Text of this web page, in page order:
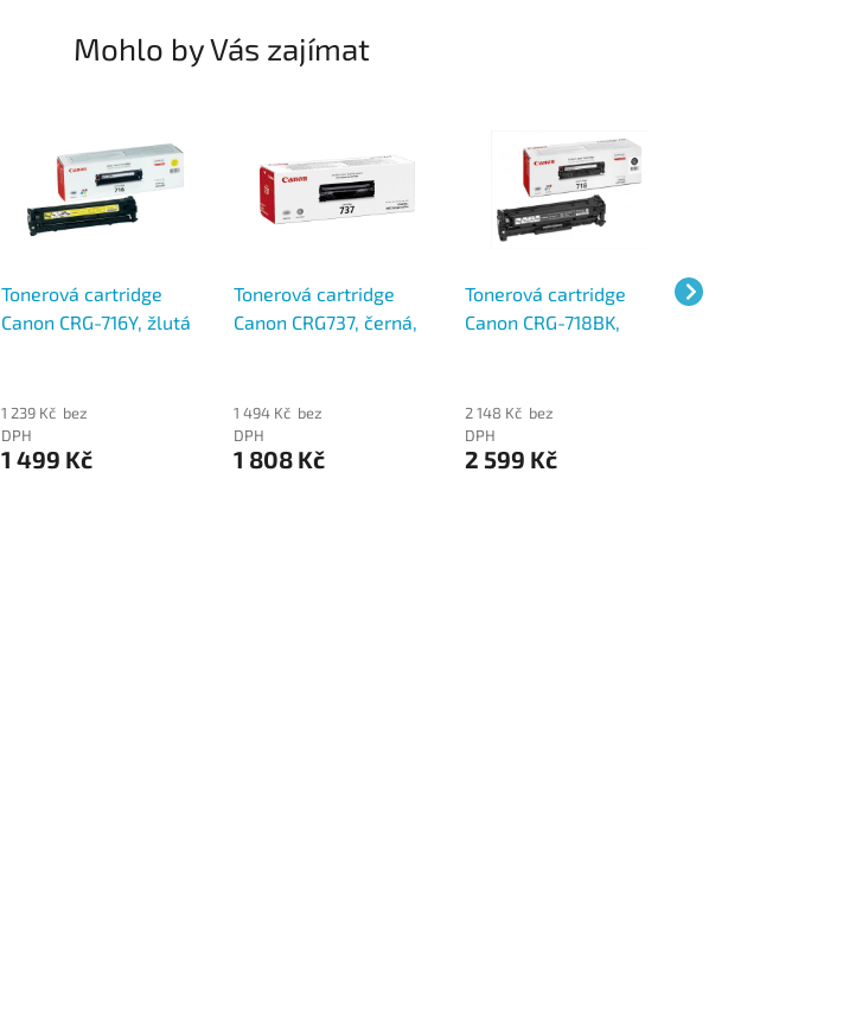
Mohlo by Vás zajímat
Tonerová cartridge
Canon CRG-716Y, žlutá
1 239 Kč bez
DPH
1 499 Kč
Tonerová cartridge
Canon CRG737, černá,
1 494 Kč bez
DPH
1 808 Kč
Tonerová cartridge
Canon CRG-718BK,
2 148 Kč bez
DPH
2 599 Kč
Tonerová